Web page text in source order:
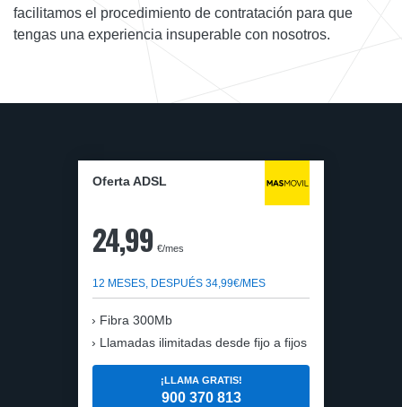
facilitamos el procedimiento de contratación para que
tengas una experiencia insuperable con nosotros.
Oferta ADSL
24,99 €/mes
12 MESES, DESPUÉS 34,99€/MES
Fibra 300Mb
Llamadas ilimitadas desde fijo a fijos
¡LLAMA GRATIS!
900 370 813